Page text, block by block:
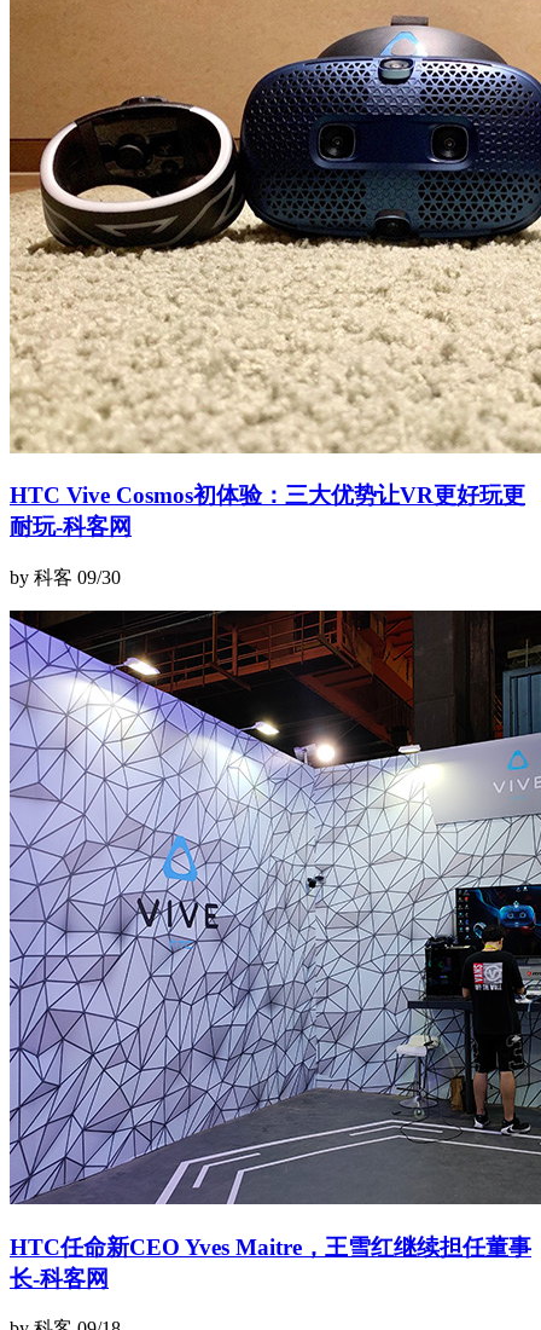
HTC Vive Cosmos初体验：三大优势让VR更好玩更
耐玩-科客网
by 科客 09/30
HTC任命新CEO Yves Maitre，王雪红继续担任董事
长-科客网